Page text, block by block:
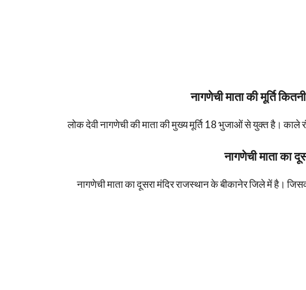
नागणेची माता की मूर्ति
लोक देवी नागणेची की माता की मुख्य मूर्ति 18 भुजाओं से युक्त है। काले
नागणेची माता का
नागणेची माता का दूसरा मंदिर राजस्थान के बीकानेर जिले में है।